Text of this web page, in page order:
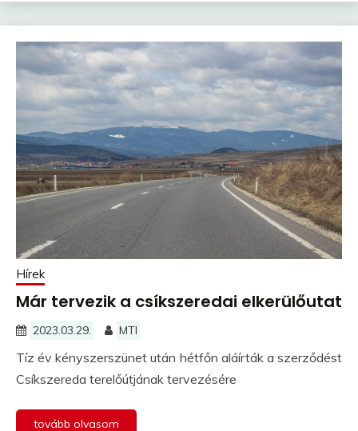
Hírek
Már tervezik a csíkszeredai elkerülőutat
2023.03.29. MTI
Tíz év kényszerszünet után hétfőn aláírták a szerződést
Csíkszereda terelőútjának tervezésére
tovább olvasom